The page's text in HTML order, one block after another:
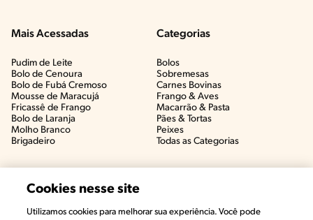
Mais Acessadas
Pudim de Leite
Bolo de Cenoura
Bolo de Fubá Cremoso
Mousse de Maracujá
Fricassê de Frango
Bolo de Laranja
Molho Branco
Brigadeiro
Categorias
Bolos
Sobremesas
Carnes Bovinas​
Frango & Aves​
Macarrão & Pasta​
Pães & Tortas​
Peixes
Todas as Categorias
Cookies nesse site
Utilizamos cookies para melhorar sua experiência. Você pode